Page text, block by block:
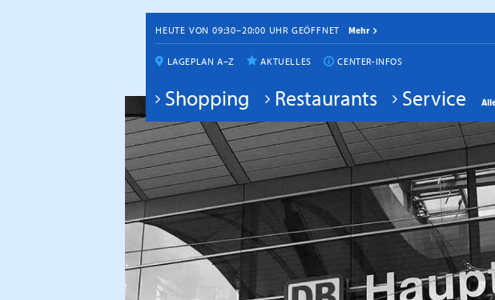
HEUTE VON 09:30–20:00 UHR GEÖFFNET Mehr
LAGEPLAN A–Z AKTUELLES CENTER-INFOS
Shopping Restaurants Service